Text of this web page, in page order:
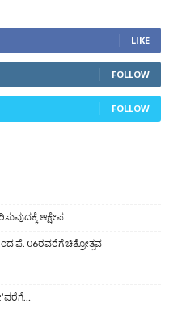
LIKE
FOLLOW
FOLLOW
ಆಕ್ಷೇಪ
ಫೆ. 06ರವರೆಗೆ ಚಿತ್ರೋತ್ಸವ